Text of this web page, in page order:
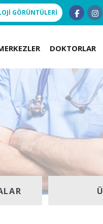
GÖRÜNTÜLERİ
DOKTORLAR